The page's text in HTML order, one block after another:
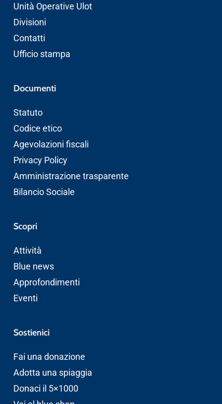
Unità Operative Ulot
Divisioni
Contatti
Ufficio stampa
Documenti
Statuto
Codice etico
Agevolazioni fiscali
Privacy Policy
Amministrazione trasparente
Bilancio Sociale
Scopri
Attività
Blue news
Approfondimenti
Eventi
Sostienici
Fai una donazione
Adotta una spiaggia
Donaci il 5×1000